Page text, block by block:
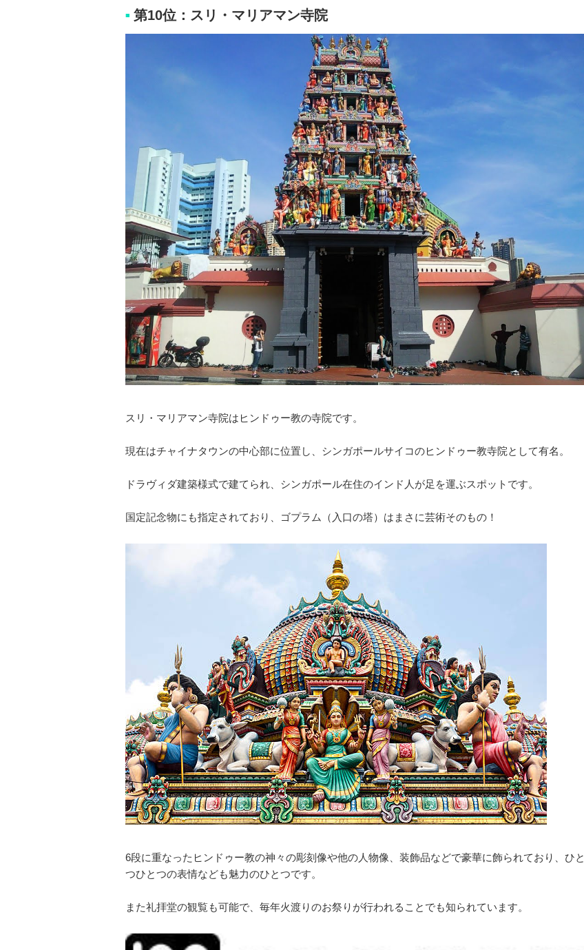
■ 第10位：スリ・マリアマン寺院
スリ・マリアマン寺院はヒンドゥー教の寺院です。
現在はチャイナタウンの中心部に位置し、シンガポールサイコのヒンドゥー教寺院として有名。
ドラヴィダ建築様式で建てられ、シンガポール在住のインド人が足を運ぶスポットです。
国定記念物にも指定されており、ゴプラム（入口の塔）はまさに芸術そのもの！
6段に重なったヒンドゥー教の神々の彫刻像や他の人物像、装飾品などで豪華に飾られており、ひと
つひとつの表情なども魅力のひとつです。
また礼拝堂の観覧も可能で、毎年火渡りのお祭りが行われることでも知られています。